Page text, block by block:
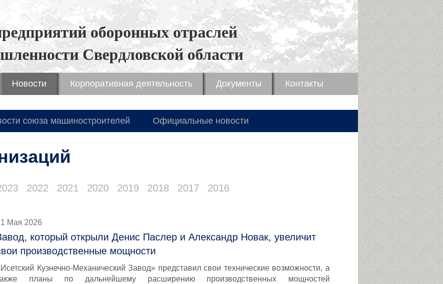
оборонных отраслей
Свердловской области
Новости Корпоративная деятельность Документы Контакты
союза машиностроителей Официальные новости
2022 2021 2020 2019 2018 2017 2016
Мая 2026
который открыли Денис Паслер и Александр Новак, увеличит
производственные мощности
Кузнечно-Механический Завод» представил свои технические возможности, а
планы по дальнейшему расширению производственных мощностей